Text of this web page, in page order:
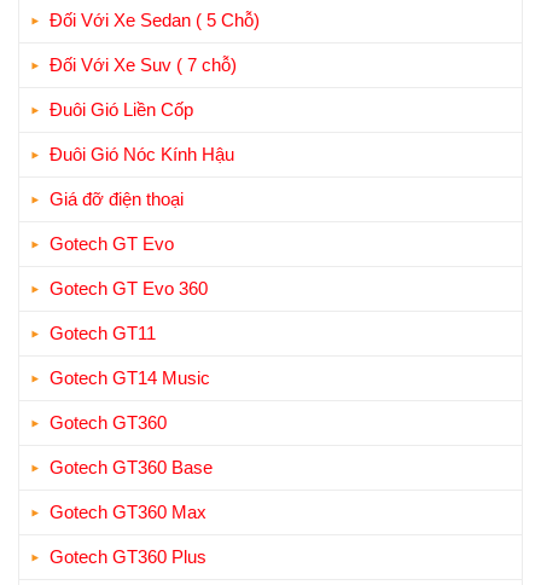
Đối Với Xe Sedan ( 5 Chỗ)
Đối Với Xe Suv ( 7 chỗ)
Đuôi Gió Liền Cốp
Đuôi Gió Nóc Kính Hậu
Giá đỡ điện thoại
Gotech GT Evo
Gotech GT Evo 360
Gotech GT11
Gotech GT14 Music
Gotech GT360
Gotech GT360 Base
Gotech GT360 Max
Gotech GT360 Plus